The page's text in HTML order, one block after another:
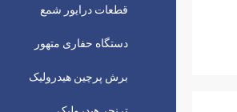
قطعات درایور شمع
دستگاه حفاری متهور
برش پرچین هیدرولیک